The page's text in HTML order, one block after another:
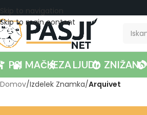
Skip to navigation
Skip to main content
PSI MAČKEZA LJUDI ZNIŽANO
Domov/Izdelek Znamka/Arquivet